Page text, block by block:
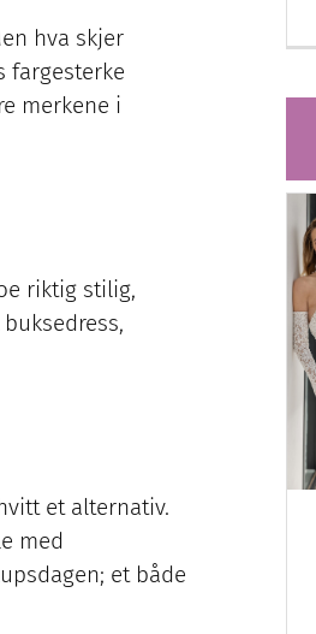
hva skjer
fargesterke
merkene i
riktig stilig,
et alternativ.
med
et både